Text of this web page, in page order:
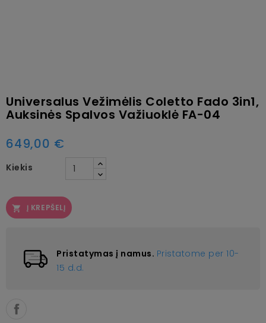
Universalus Vežimėlis Coletto Fado 3in1,
Auksinės Spalvos Važiuoklė FA-04
649,00 €
Kiekis
 Į KREPŠELĮ
Pristatymas į namus. Pristatome per 10-
15 d.d.